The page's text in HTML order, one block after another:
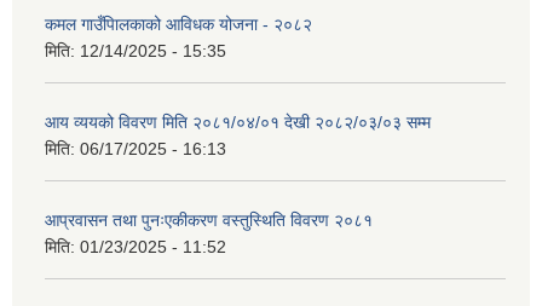
कमल गाउँपािलकाको आविधक योजना - २०८२
मिति: 12/14/2025 - 15:35
आय व्ययको विवरण मिति २०८१/०४/०१ देखी २०८२/०३/०३ सम्म
मिति: 06/17/2025 - 16:13
आप्रवासन तथा पुनःएकीकरण वस्तुस्थिति विवरण २०८१
मिति: 01/23/2025 - 11:52